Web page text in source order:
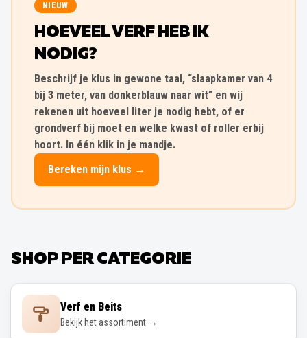
NIEUW
HOEVEEL VERF HEB IK
NODIG?
Beschrijf je klus in gewone taal, “slaapkamer van 4
bij 3 meter, van donkerblauw naar wit” en wij
rekenen uit hoeveel liter je nodig hebt, of er
grondverf bij moet en welke kwast of roller erbij
hoort. In één klik in je mandje.
Bereken mijn klus →
SHOP PER CATEGORIE
Verf en Beits
Bekijk het assortiment →